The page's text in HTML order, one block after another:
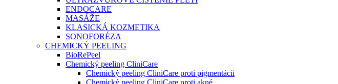
ENDOCARE
MASÁŽE
KLASICKÁ KOZMETIKA
SONOFORÉZA
CHEMICKÝ PEELING
BioRePeel
Chemický peeling CliniCare
Chemický peeling CliniCare proti pigmentácii
Chemický peeling CliniCare proti akné